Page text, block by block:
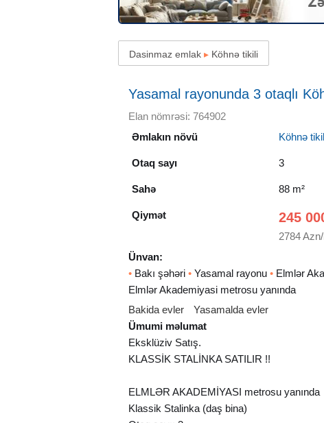
Dasinmaz emlak ▸ Köhnə tikili
Yasamal rayonunda 3 otaqlı
Elan nömrəsi: 764902
Əmlakın növü
Köhnə
Otaq sayı 3
Sahə 88 m²
Qiymət 245
2784
Ünvan:
• Bakı şəhəri • Yasamal rayonu • Elmlər
Elmlər Akademiyasi metrosu yanında
Bakida evler
Yasamalda evler
Ümumi məlumat
Eksklüziv Satış.
KLASSİK STALİNKA SATILIR !!
ELMLƏR AKADEMİYASI metrosu yanında
Klassik Stalinka (daş bina)